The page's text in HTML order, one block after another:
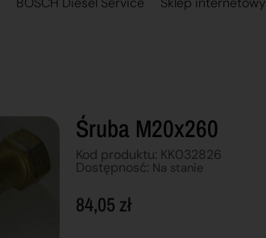
Śruba M20x260
Kod produktu: KK032826
Dostępnosć: Na stanie
84,05 zł